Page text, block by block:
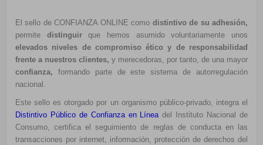
El sello de CONFIANZA ONLINE como distintivo de su adhesión,
permite distinguirque hemos asumido voluntariamente unos
elevados niveles de compromiso ético y de responsabilidad
frente a nuestros clientes, y merecedoras, por tanto, de una mayor
confianza, formando parte de este sistema de autorregulación
nacional.
Este sello es otorgado por un organismo público-privado, integra el
Distintivo Público de Confianza en Líneadel Instituto Nacional de
Consumo, certifica el seguimiento de reglas de conducta en las
transacciones por internet, información, protección de derechos del